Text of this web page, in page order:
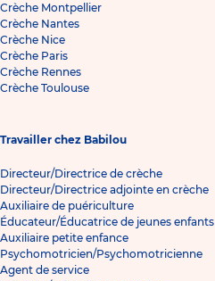
Crèche Montpellier
Crèche Nantes
Crèche Nice
Crèche Paris
Crèche Rennes
Crèche Toulouse
Travailler chez Babilou
Directeur/Directrice de crèche
Directeur/Directrice adjointe en crèche
Auxiliaire de puériculture
Éducateur/Éducatrice de jeunes enfants
Auxiliaire petite enfance
Psychomotricien/Psychomotricienne
Agent de service